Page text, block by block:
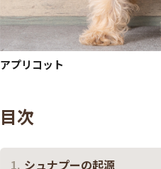
アプリコット
目次
シュナプーの起源